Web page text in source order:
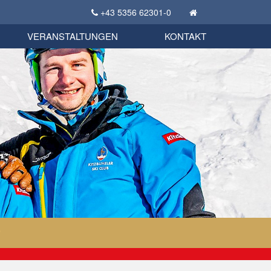
+43 5356 62301-0
KSC Sportgeschichte
Bekleidungsshop
VERANSTALTUNGEN KONTAKT